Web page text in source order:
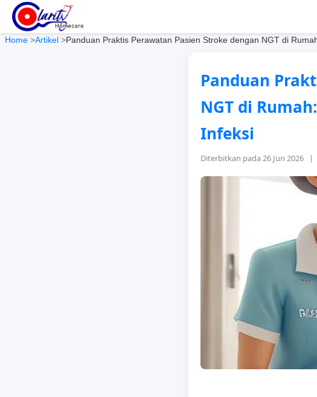
Home >Artikel >Panduan Praktis Perawatan Pasien Stroke dengan NGT di
Panduan
NGT di
Infeksi
Diterbitkan pada 26 Jun 2026